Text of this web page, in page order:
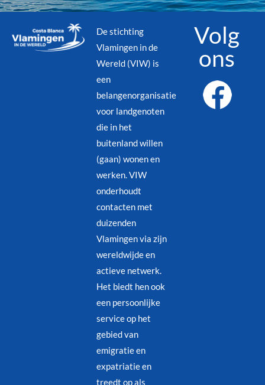
De stichting
Vlamingen in de
Wereld (VIW) is
een
belangenorganisatie
voor landgenoten
die in het
buitenland willen
(gaan) wonen en
werken. VIW
onderhoudt
contacten met
duizenden
Vlamingen via zijn
wereldwijde en
actieve netwerk.
Het biedt hen ook
een persoonlijke
service op het
gebied van
emigratie en
expatriatie en
treedt op als
Volg
ons